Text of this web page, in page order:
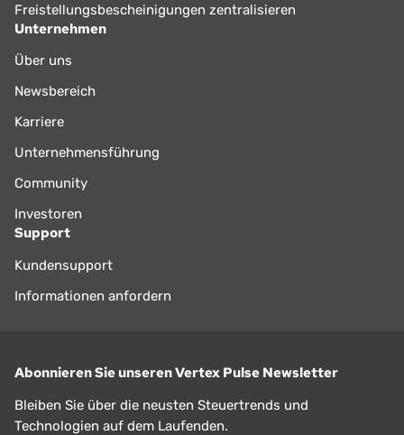
Freistellungsbescheinigungen zentralisieren
Unternehmen
Über uns
Newsbereich
Karriere
Unternehmensführung
Community
Investoren
Support
Kundensupport
Informationen anfordern
Abonnieren Sie unseren Vertex Pulse Newsletter
Bleiben Sie über die neusten Steuertrends und
Technologien auf dem Laufenden.